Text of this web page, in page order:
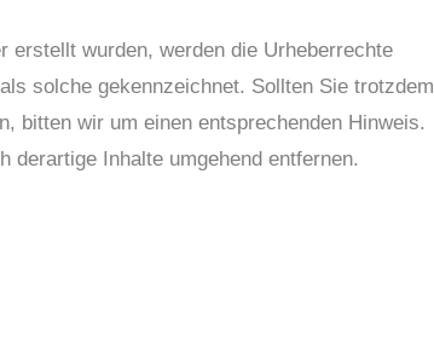
erstellt wurden, werden die Urheberrechte
solche gekennzeichnet. Sollten Sie trotzdem
bitten wir um einen entsprechenden Hinweis.
derartige Inhalte umgehend entfernen.